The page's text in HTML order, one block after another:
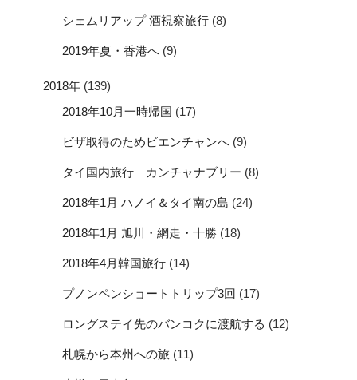
シェムリアップ 酒視察旅行 (8)
2019年夏・香港へ (9)
2018年 (139)
2018年10月一時帰国 (17)
ビザ取得のためビエンチャンへ (9)
タイ国内旅行 カンチャナブリー (8)
2018年1月 ハノイ＆タイ南の島 (24)
2018年1月 旭川・網走・十勝 (18)
2018年4月韓国旅行 (14)
プノンペンショートトリップ3回 (17)
ロングステイ先のバンコクに渡航する (12)
札幌から本州への旅 (11)